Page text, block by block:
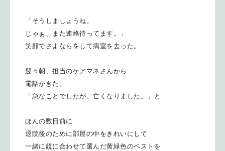
「そうしましょうね。
じゃぁ、また連絡待ってます。」
笑顔でさよならをして病室を去った。
翌々朝、担当のケアマネさんから
電話がきた。
「急なことでしたが、亡くなりました。」と
ほんの数日前に
退院後のために部屋の中をきれいにして
一緒に鏡に合わせて選んだ黄緑色のベストを